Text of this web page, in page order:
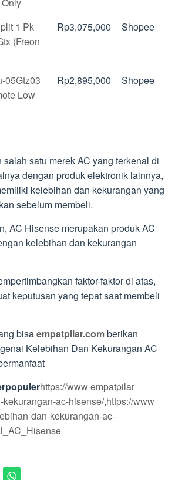
1 Pk
(Freon
Rp3,075,000 Shopee
05Gtz03
Low
Rp2,895,000 Shopee
satu merek AC yang terkenal di
dengan produk elektronik lainnya,
kelebihan dan kekurangan yang
sebelum membeli.
AC Hisense merupakan produk AC
kelebihan dan kekurangan
faktor-faktor di atas,
keputusan yang tepat saat membeli
bisaempatpilar.comberikan
Kelebihan Dan Kekurangan AC
https://www empatpilar
ac-hisense/,https://www
dan-kekurangan-ac-